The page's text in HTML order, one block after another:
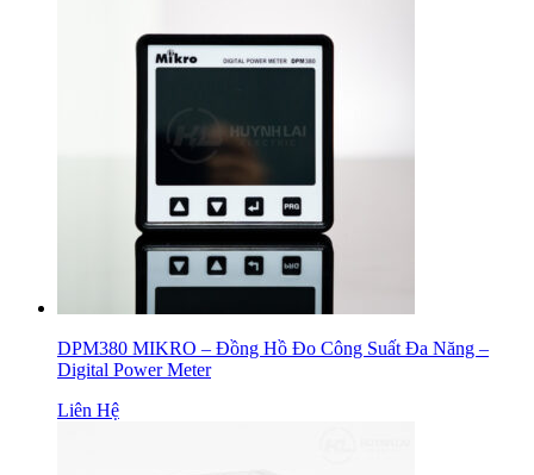
DPM380 MIKRO – Đồng Hồ Đo Công Suất Đa Năng –
Digital Power Meter
Liên Hệ